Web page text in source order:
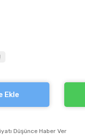
Ekle
Düşünce Haber Ver